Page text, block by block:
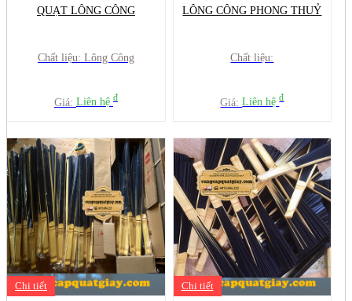
QUẠT LÔNG CÔNG
Chất liệu: Lông Công
Giá: Liên hệ đ
LÔNG CÔNG PHONG THUỶ
Chất liệu:
Giá:Liên hệđ
Chi tiết
Chi tiết